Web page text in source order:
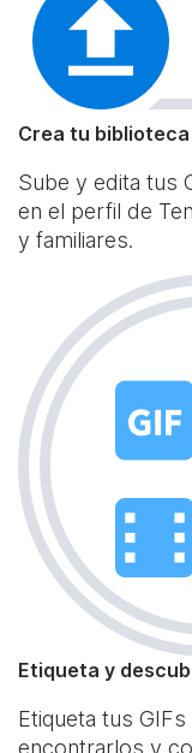
Crea tu biblioteca
Sube y edita tus
en el perfil de
y familiares.
Etiqueta y
Etiqueta tus
encontrarlos y